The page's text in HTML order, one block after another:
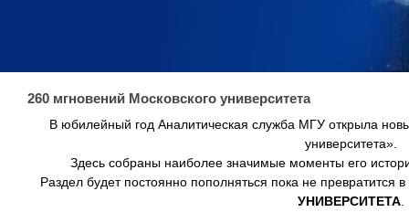
260 мгновений Московского университета
В юбилейный год Аналитическая служба МГУ открыла
университета».
Здесь собраны наиболее значимые моменты его
Раздел будет постоянно пополняться пока не превратится в
УНИВЕРСИТЕТА